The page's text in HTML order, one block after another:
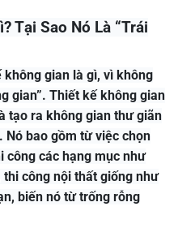
Tại Sao Nó Là “Trái
gian là gì, vì không
gian”. Thiết kế không gian
tạo ra không gian thư giãn
bao gồm từ việc chọn
công các hạng mục như
công nội thất giống như
biến nó từ trống rỗng